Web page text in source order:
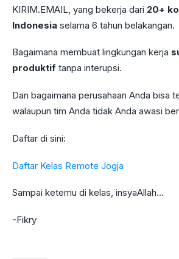
KIRIM.EMAIL, yang bekerja dari 20+
Indonesia selama 6 tahun belakangan.
Bagaimana membuat lingkungan kerja
produktif tanpa interupsi.
Dan bagaimana perusahaan Anda bisa
walaupun tim Anda tidak Anda awasi
Daftar di sini:
Daftar Kelas Remote Jogja
Sampai ketemu di kelas, insyaAllah…
-Fikry